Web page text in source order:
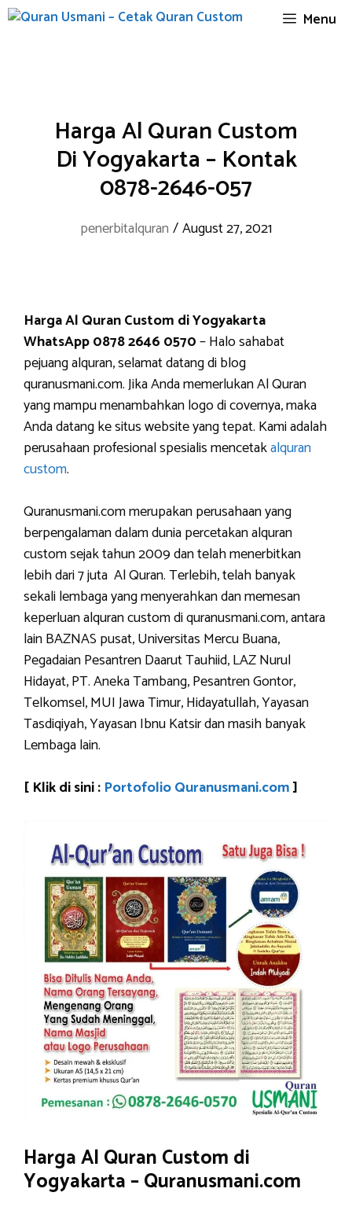
Skip
Menu
Harga Al Quran Custom
Di Yogyakarta – Kontak
0878-2646-057
penerbitalquran /August 27, 2021
Harga Al Quran Custom di Yogyakarta
WhatsApp 0878 2646 0570– Halo sahabat
pejuang alquran, selamat datang di blog
quranusmani.com. Jika Anda memerlukan Al Quran
yang mampu menambahkan logo di covernya, maka
Anda datang ke situs website yang tepat. Kami adalah
perusahaan profesional spesialis mencetakalquran
custom.
Quranusmani.com merupakan perusahaan yang
berpengalaman dalam dunia percetakan alquran
custom sejak tahun 2009 dan telah menerbitkan
lebih dari 7 juta Al Quran. Terlebih, telah banyak
sekali lembaga yang menyerahkan dan memesan
keperluan alquran custom di quranusmani.com, antara
lain BAZNAS pusat, Universitas Mercu Buana,
Pegadaian Pesantren Daarut Tauhiid, LAZ Nurul
Hidayat, PT. Aneka Tambang, Pesantren Gontor,
Telkomsel, MUI Jawa Timur, Hidayatullah, Yayasan
Tasdiqiyah, Yayasan Ibnu Katsir dan masih banyak
Lembaga lain.
[ Klik di sini : Portofolio Quranusmani.com]
Harga Al Quran Custom di
Yogyakarta – Quranusmani.com